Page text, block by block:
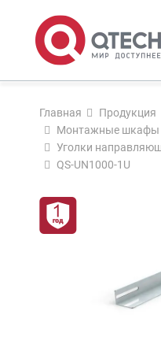
Главная Продукция
Монтажные шкафы
Уголки
QS-UN1000-1U